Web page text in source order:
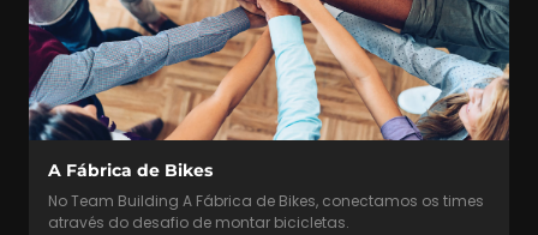
A Fábrica de Bikes
No Team Building A Fábrica de Bikes, conectamos os times
através do desafio de montar bicicletas.